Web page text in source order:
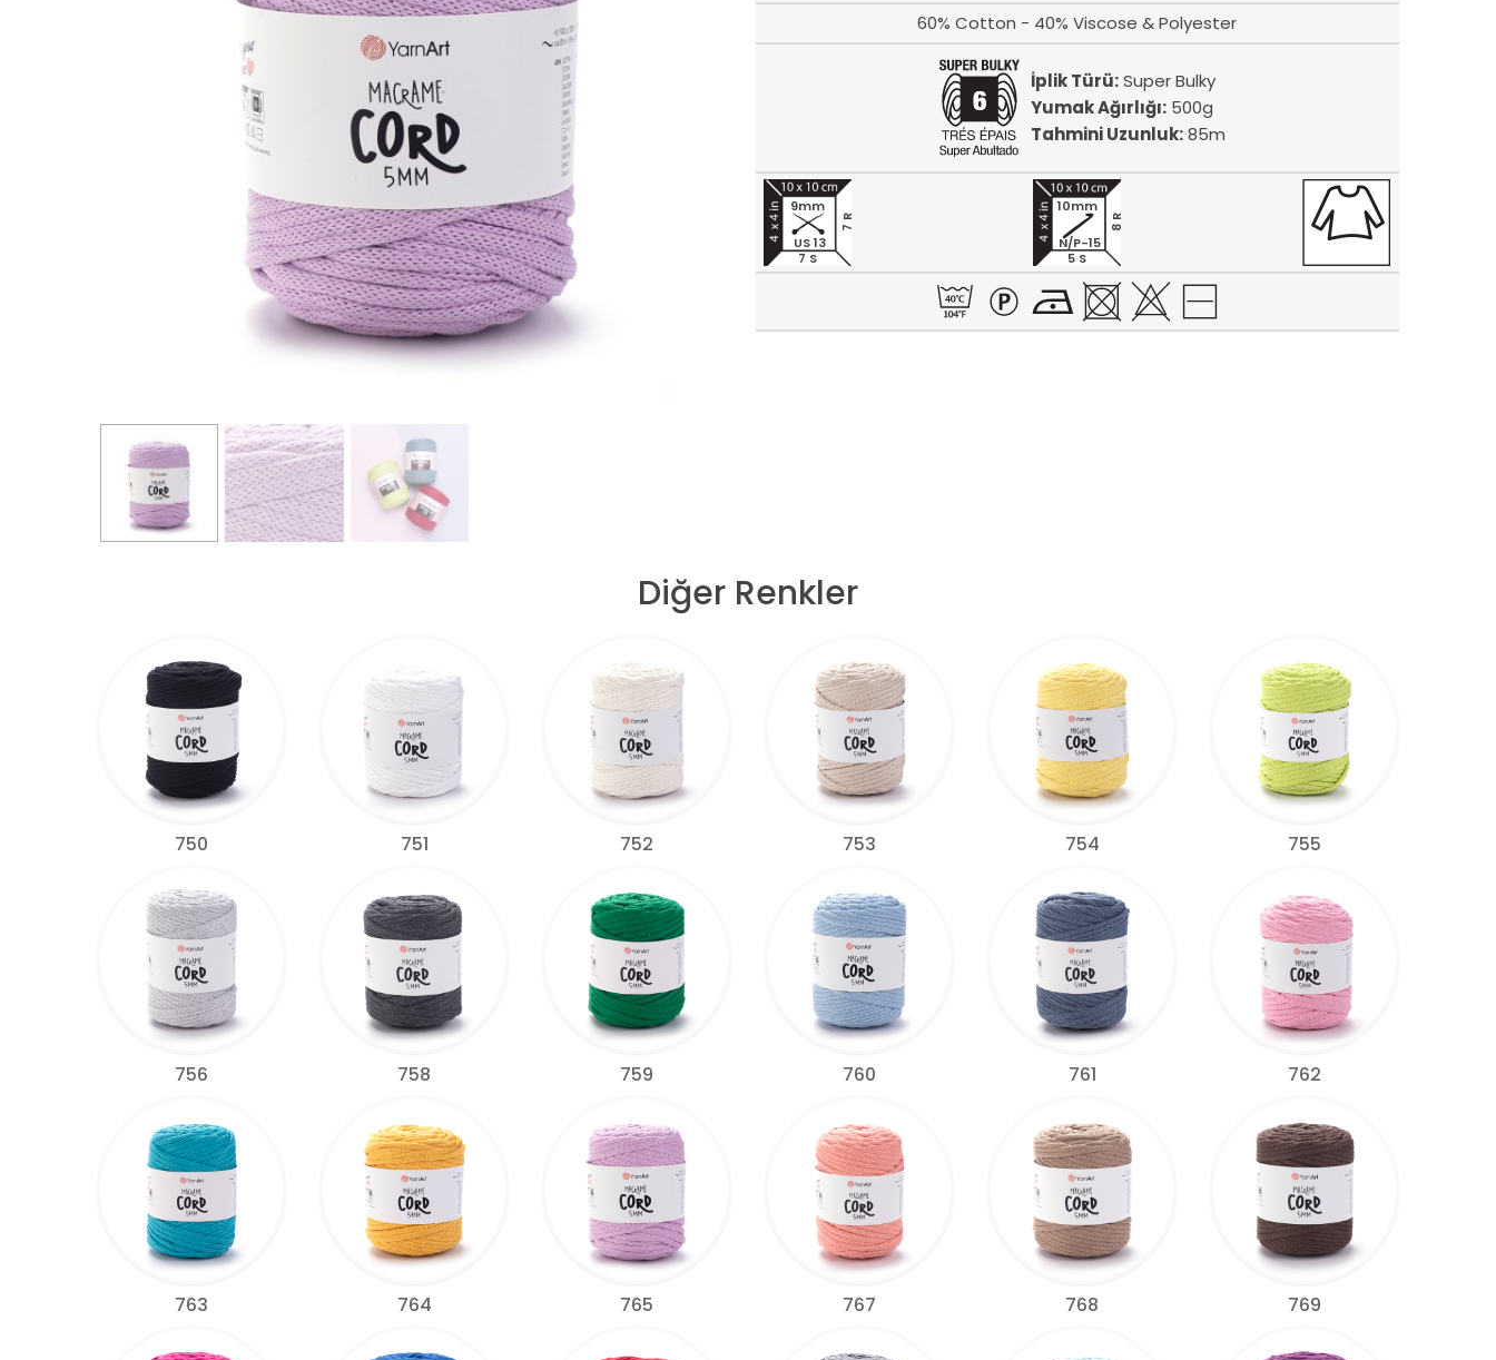
60% Cotton - 40% Viscose & Polyester
İplik Türü:Super Bulky
Yumak Ağırlığı: 500g
Tahmini Uzunluk:85m
7 S
7 R
9mm
US 13
5 S
8 R
10mm
N/P-15
Diğer Renkler
750 751 752 753 754 755
756 758 759 760 761 762
763 764 765 767 768 769